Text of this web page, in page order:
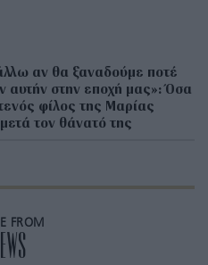
αν θα ξαναδούμε ποτέ
αυτήν στην εποχή μας»: Όσα
φίλος της Μαρίας
τον θάνατό της
FROM